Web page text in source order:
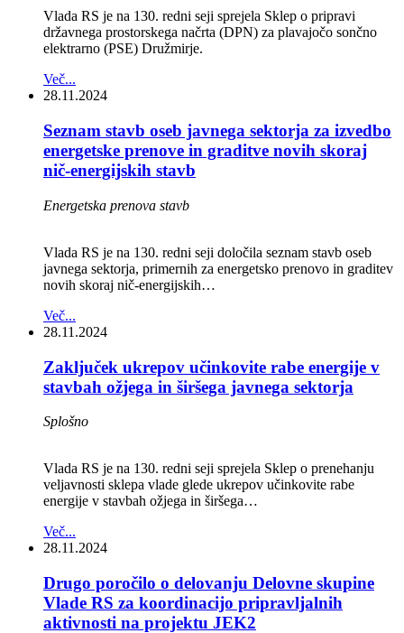
Vlada RS je na 130. redni seji sprejela Sklep o pripravi
državnega prostorskega načrta (DPN) za plavajočo sončno
elektrarno (PSE) Družmirje.
Več...
28.11.2024
Seznam stavb oseb javnega sektorja za izvedbo
energetske prenove in graditve novih skoraj
nič-energijskih stavb
Energetska prenova stavb
Vlada RS je na 130. redni seji določila seznam stavb oseb
javnega sektorja, primernih za energetsko prenovo in graditev
novih skoraj nič-energijskih…
Več...
28.11.2024
Zaključek ukrepov učinkovite rabe energije v
stavbah ožjega in širšega javnega sektorja
Splošno
Vlada RS je na 130. redni seji sprejela Sklep o prenehanju
veljavnosti sklepa vlade glede ukrepov učinkovite rabe
energije v stavbah ožjega in širšega…
Več...
28.11.2024
Drugo poročilo o delovanju Delovne skupine
Vlade RS za koordinacijo pripravljalnih
aktivnosti na projektu JEK2